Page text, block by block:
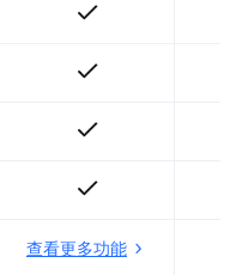
查看更多功能